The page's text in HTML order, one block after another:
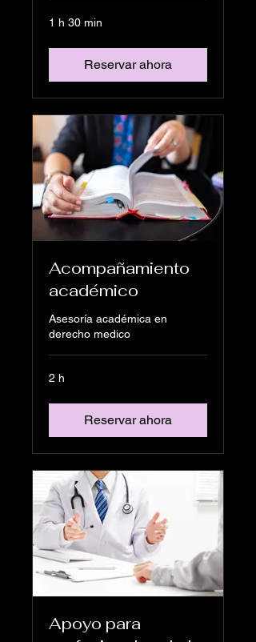
1 h 30 min
Reservar ahora
Acompañamiento
académico
Asesoría académica en
derecho medico
2 h
Reservar ahora
Apoyo para